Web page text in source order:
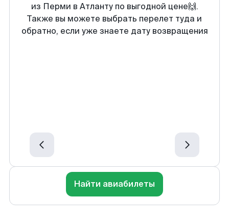
из Перми в Атланту по выгодной цене🙌.
Также вы можете выбрать перелет туда и
обратно, если уже знаете дату возвращения
Найти авиабилеты